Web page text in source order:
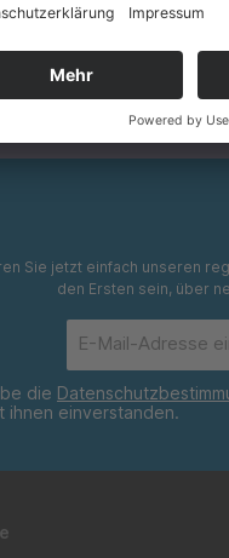
30
Sie jetzt einfach unseren
den Ersten sein, über
die
ihnen einverstanden.